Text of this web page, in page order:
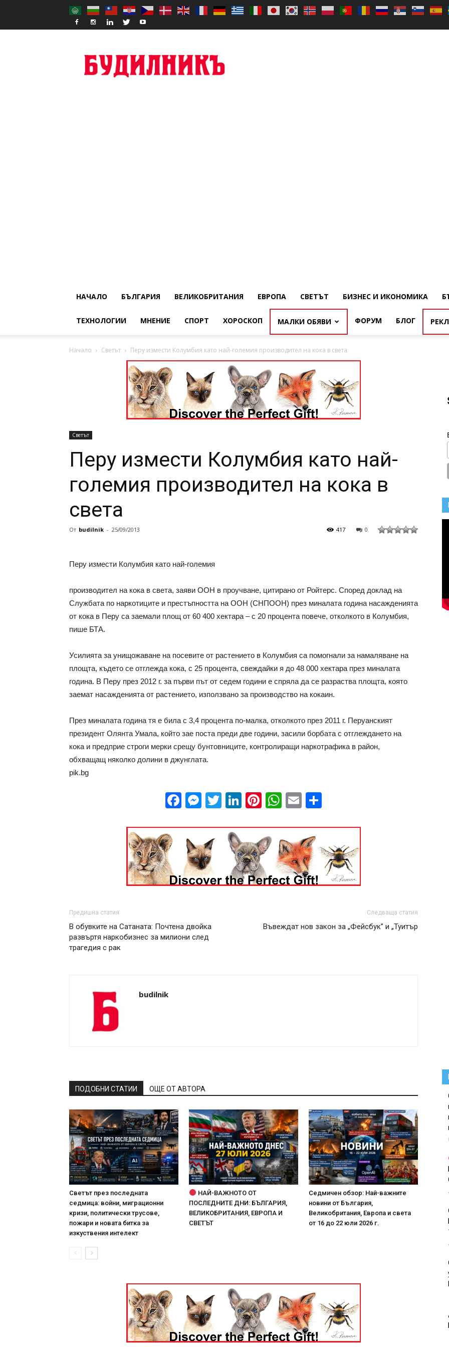
НАЧАЛО БЪЛГАРИЯ ВЕЛИКОБРИТАНИЯ ЕВРОПА СВЕТЪТ БИЗНЕС И ИКОНОМИКА
ТЕХНОЛОГИИ МНЕНИЕ СПОРТ ХОРОСКОП МАЛКИ ОБЯВИ ФОРУМ БЛОГ
Начало Светът Перу измести Колумбия като най-големия производител на кока в света
Светът
Перу измести Колумбия като най-
големия производител на кока в
света
От budilnik - 25/09/2013 0
417
Перу измести Колумбия като най-големия
производител на кока в света, заяви ООН в проучване, цитирано от Ройтерс. Според доклад на
Службата по наркотиците и престъпността на ООН (СНПООН) през миналата година насажденията
от кока в Перу са заемали площ от 60 400 хектара – с 20 процента повече, отколкото в Колумбия,
пише БТА.
Усилията за унищожаване на посевите от растението в Колумбия са помогнали за намаляване на
площта, където се отглежда кока, с 25 процента, свеждайки я до 48 000 хектара през миналата
година. В Перу през 2012 г. за първи път от седем години е спряла да се разраства площта, която
заемат насажденията от растението, използвано за производство на кокаин.
През миналата година тя е била с 3,4 процента по-малка, отколкото през 2011 г. Перуанският
президент Олянта Умала, който зае поста преди две години, засили борбата с отглеждането на
кока и предприе строги мерки срещу бунтовниците, контролиращи наркотрафика в район,
обхващащ няколко долини в джунглата.
pik.bg
Facebook
Messenger
Twitter
LinkedIn
Pinterest
WhatsApp
Email
Предишна статия
В обувките на Сатаната: Почтена двойка
развъртя наркобизнес за милиони след
трагедия с рак
Следваща статия
Въвеждат нов закон за „Фейсбук” и „Туитър
budilnik
ПОДОБНИ СТАТИИ ОЩЕ ОТ АВТОРА
Светът през последната
седмица: войни, миграционни
кризи, политически трусове,
пожари и новата битка за
изкуствения интелект
НАЙ-ВАЖНОТО ОТ
ПОСЛЕДНИТЕ ДНИ: БЪЛГАРИЯ,
ВЕЛИКОБРИТАНИЯ, ЕВРОПА И
СВЕТЪТ
Седмичен обзор: Най-важните
новини от България,
Великобритания, Европа и света
от 16 до 22 юли 2026 г.